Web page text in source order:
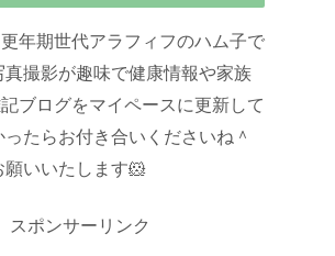
年期世代アラフィフのハム子で
真撮影が趣味で健康情報や家族
ブログをマイペースに更新して
たらお付き合いくださいね＾
願いいたします🐹
スポンサーリンク